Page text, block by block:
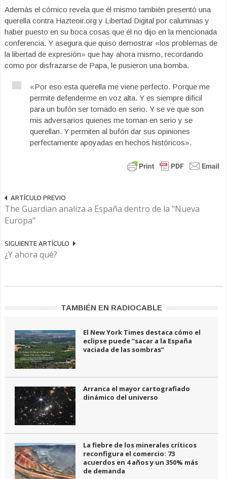
Además el cómico revela que él mismo también presentó una
querella contra Hazteoir.org y Libertad Digital por calumnias y
haber puesto en su boca cosas que él no dijo en la mencionada
conferencia. Y asegura que quiso demostrar «los problemas de
la libertad de expresión» que hay ahora mismo, recordando
como por disfrazarse de Papa, le pusieron una bomba.
«Por eso esta querella me viene perfecto. Porque me
permite defenderme en voz alta. Y es siempre dificil
para un bufón ser tomado en serio. Y se ve que son
mis adversarios quienes me toman en serio y se
querellan. Y permiten al bufón dar sus opiniones
perfectamente apoyadas en hechos históricos».
ARTÍCULO PREVIO
The Guardian analiza a España dentro de la "Nueva
Europa"
SIGUIENTE ARTÍCULO
¿Y ahora qué?
TAMBIÉN EN RADIOCABLE
El New York Times destaca cómo el
eclipse puede “sacar a la España
vaciada de las sombras”
Arranca el mayor cartografiado
dinámico del universo
La fiebre de los minerales críticos
reconfigura el comercio: 73
acuerdos en 4 años y un 350% más
de demanda